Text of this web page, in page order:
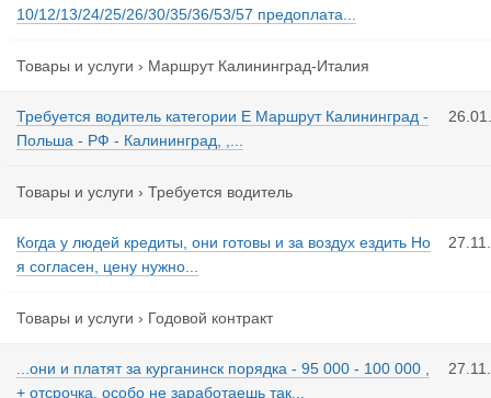
10/12/13/24/25/26/30/35/36/53/57 предоплата...
Товары и услуги › Маршрут Калининград-Италия
Требуется водитель категории Е Маршрут Калининград -
Польша - РФ - Калининград, ,...
Товары и услуги › Требуется водитель
Когда у людей кредиты, они готовы и за воздух ездить Но
я согласен, цену нужно...
Товары и услуги › Годовой контракт
...они и платят за курганинск порядка - 95 000 - 100 000 ,
+ отсрочка, особо не заработаешь так...